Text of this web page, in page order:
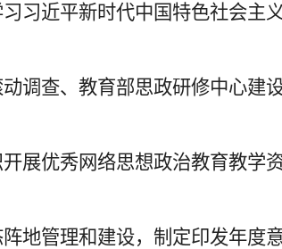
习近平新时代中国特色社会主
动调查、教育部思政研修中心建
展优秀网络思想政治教育教学
地管理和建设， 制定印发年度